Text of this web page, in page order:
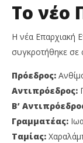
ΠΣΕΑΔ
Επαρχιακή
Ανθίμου
11
Φεβρουαρίου,
2026
Cyprus
Insurance
Team
Το νέο
Η νέα Επαρχιακή
συγκροτήθηκε σε
Πρόεδρος:
Αντιπρόεδρος:
Β’
Γραμματέας:
Ταμίας: